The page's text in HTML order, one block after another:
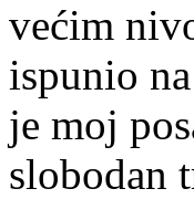
većim
ispunio
je moj
slobodan